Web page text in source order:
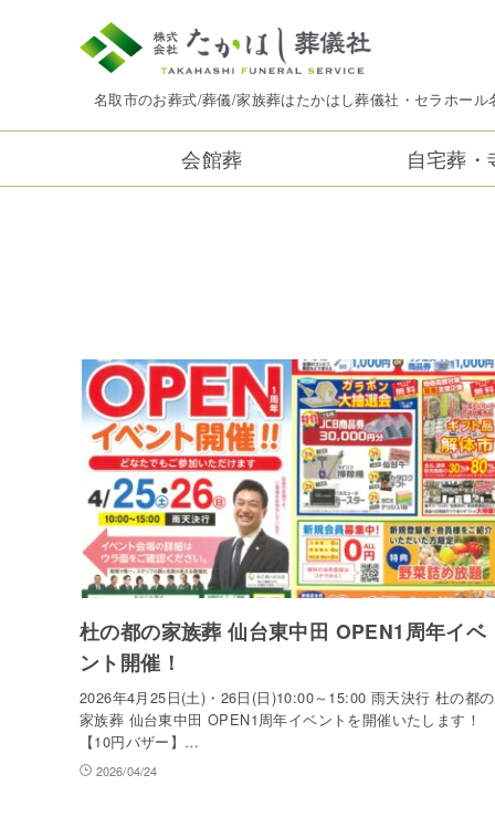
名取市のお葬式/葬儀/家族葬はたかはし葬儀社・セラホー
会館葬 自宅葬・
杜の都の家族葬 仙台東中田 OPEN1周年イベ
ント開催！
2026年4月25日(土)・26日(日)10:00～15:00 雨天決行 杜の都の
家族葬 仙台東中田 OPEN1周年イベントを開催いたします！
【10円バザー】…
2026/04/24